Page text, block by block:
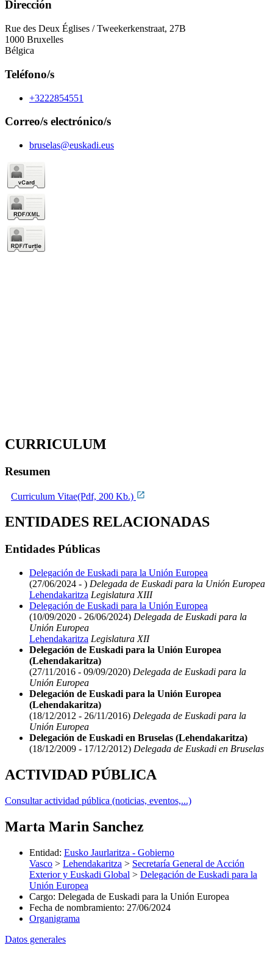
Dirección
Rue des Deux Églises / Tweekerkenstraat, 27B
1000 Bruxelles
Bélgica
Teléfono/s
+3222854551
Correo/s electrónico/s
bruselas@euskadi.eus
CURRICULUM
Resumen
Curriculum Vitae(Pdf, 200 Kb.)
ENTIDADES RELACIONADAS
Entidades Públicas
Delegación de Euskadi para la Unión Europea
(27/06/2024 - ) Delegada de Euskadi para la Unión Europea
Lehendakaritza Legislatura XIII
Delegación de Euskadi para la Unión Europea
(10/09/2020 - 26/06/2024) Delegada de Euskadi para la
Unión Europea
Lehendakaritza Legislatura XII
Delegación de Euskadi para la Unión Europea
(Lehendakaritza)
(27/11/2016 - 09/09/2020) Delegada de Euskadi para la
Unión Europea
Delegación de Euskadi para la Unión Europea
(Lehendakaritza)
(18/12/2012 - 26/11/2016) Delegada de Euskadi para la
Unión Europea
Delegación de Euskadi en Bruselas (Lehendakaritza)
(18/12/2009 - 17/12/2012) Delegada de Euskadi en Bruselas
ACTIVIDAD PÚBLICA
Consultar actividad pública (noticias, eventos,...)
Marta Marin Sanchez
Entidad: Eusko Jaurlaritza - Gobierno
Vasco > Lehendakaritza > Secretaría General de Acción
Exterior y Euskadi Global > Delegación de Euskadi para la
Unión Europea
Cargo: Delegada de Euskadi para la Unión Europea
Fecha de nombramiento: 27/06/2024
Organigrama
Datos generales